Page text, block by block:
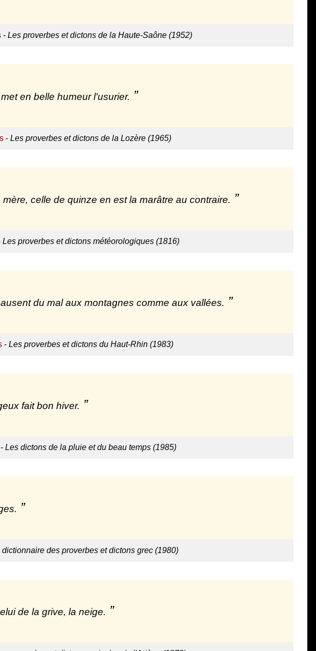
- Les proverbes et dictons de la Haute-Saône (1952)
en belle humeur l'usurier.
- Les proverbes et dictons de la Lozère (1965)
celle de quinze en est la marâtre au contraire.
Les proverbes et dictons météorologiques (1816)
du mal aux montagnes comme aux vallées.
- Les proverbes et dictons du Haut-Rhin (1983)
fait bon hiver.
- Les dictons de la pluie et du beau temps (1985)
dictionnaire des proverbes et dictons grec (1980)
de la grive, la neige.